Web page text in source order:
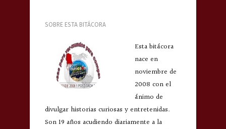
SOBRE ESTA BITÁCORA
Esta bitácora
nace en
noviembre de
2008 con el
ánimo de
divulgar historias curiosas y entretenidas.
Son 19 años acudiendo diariamente a la